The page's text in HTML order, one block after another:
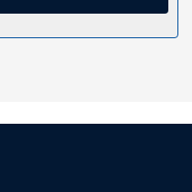
fitness. Ten hotel oferuje